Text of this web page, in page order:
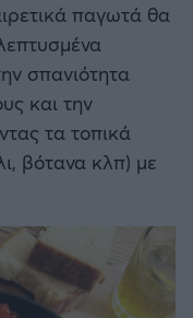
παγωτά θα
σπανιότητα
και την
τα τοπικά
βότανα κλπ) με